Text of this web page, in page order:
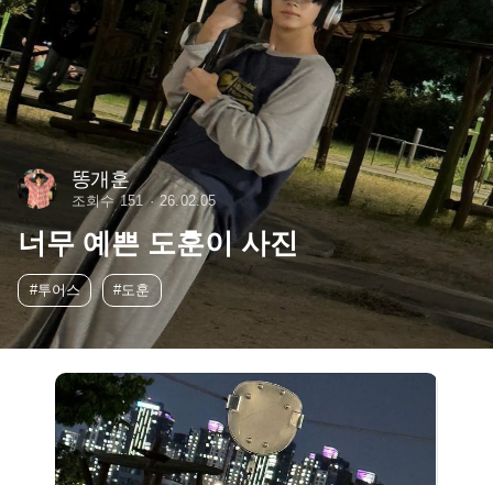
똥개훈
조회수 151 26.02.05
너무 예쁜 도훈이 사진
#투어스 #도훈